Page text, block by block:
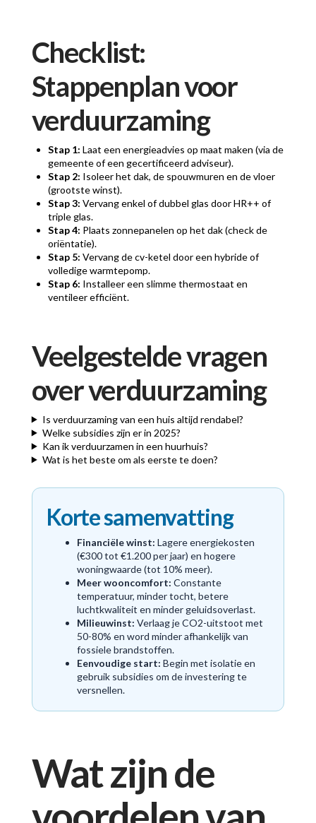
Checklist:
Stappenplan voor
verduurzaming
Stap 1: Laat een energieadvies op maat maken (via de
gemeente of een gecertificeerd adviseur).
Stap 2: Isoleer het dak, de spouwmuren en de vloer
(grootste winst).
Stap 3: Vervang enkel of dubbel glas door HR++ of
triple glas.
Stap 4: Plaats zonnepanelen op het dak (check de
oriëntatie).
Stap 5: Vervang de cv-ketel door een hybride of
volledige warmtepomp.
Stap 6: Installeer een slimme thermostaat en
ventileer efficiënt.
Veelgestelde vragen
over verduurzaming
Is verduurzaming van een huis altijd rendabel?
Welke subsidies zijn er in 2025?
Kan ik verduurzamen in een huurhuis?
Wat is het beste om als eerste te doen?
Korte samenvatting
Financiële winst: Lagere energiekosten
(€300 tot €1.200 per jaar) en hogere
woningwaarde (tot 10% meer).
Meer wooncomfort: Constante
temperatuur, minder tocht, betere
luchtkwaliteit en minder geluidsoverlast.
Milieuwinst: Verlaag je CO2-uitstoot met
50-80% en word minder afhankelijk van
fossiele brandstoffen.
Eenvoudige start: Begin met isolatie en
gebruik subsidies om de investering te
versnellen.
Wat zijn de